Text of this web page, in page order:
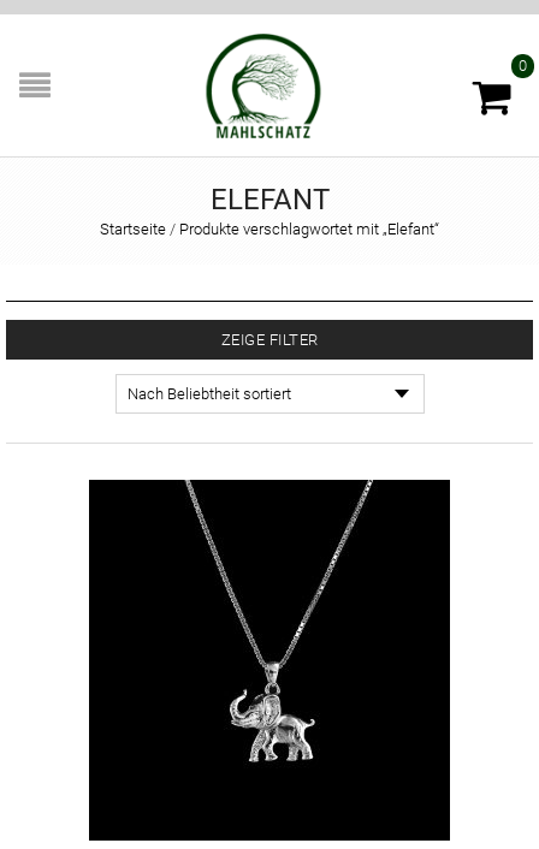
0
ELEFANT
Startseite / Produkte verschlagwortet mit „Elefant“
ZEIGE FILTER